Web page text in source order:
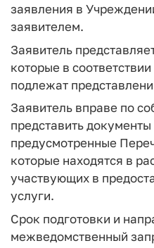
заявления в
заявителем.
Заявитель
которые в
подлежат
Заявитель вправе по
представить
предусмотренные
которые находятся в
участвующих в
услуги.
Срок подготовки и
межведомственный